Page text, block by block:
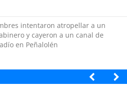
intentaron atropellar a un
y cayeron a un canal de
en Peñalolén